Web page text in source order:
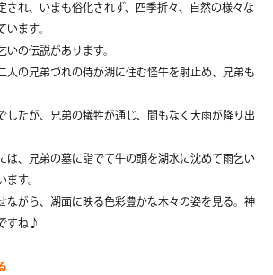
され、いまも俗化されず、四季折々、自然の様々な
ます。
の伝説があります。
人の兄弟づれの侍が湖に住む怪牛を射止め、兄弟も
したが、兄弟の犠牲が通じ、間もなく大雨が降り出
は、兄弟の墓に詣でて牛の頭を湖水に沈めて雨乞い
す。
ながら、湖面に映る色彩豊かな木々の姿を見る。神
すね♪